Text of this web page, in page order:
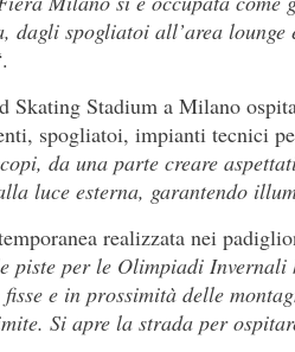
dagli spogliatoi all’area
Skating Stadium a Milano
spogliatoi, impianti tecnici
da una parte creare
luce esterna, garantendo
realizzata nei
piste per le Olimpiadi
e in prossimità delle
Si apre la strada per